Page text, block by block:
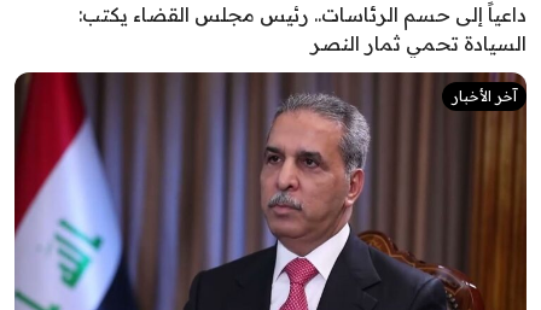
داعياً إلى حسم الرئاسات.. رئيس مجلس القضاء يكتب:
السيادة تحمي ثمار النصر
آخر الأخبار